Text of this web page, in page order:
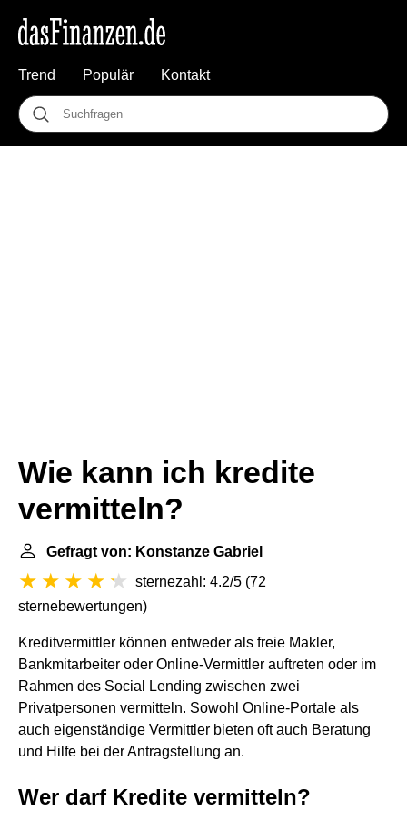
Trend Populär Kontakt
Wie kann ich kredite
vermitteln?
Gefragt von: Konstanze Gabriel
sternezahl: 4.2/5 (72
sternebewertungen)
Kreditvermittler können entweder als freie Makler,
Bankmitarbeiter oder Online-Vermittler auftreten oder im
Rahmen des Social Lending zwischen zwei
Privatpersonen vermitteln. Sowohl Online-Portale als
auch eigenständige Vermittler bieten oft auch Beratung
und Hilfe bei der Antragstellung an.
Wer darf Kredite vermitteln?